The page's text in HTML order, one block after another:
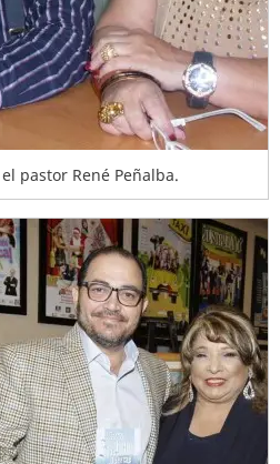
pastor René Peñalba.